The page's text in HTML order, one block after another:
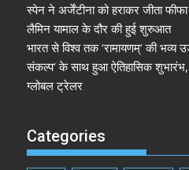
स्पेन ने अर्जेंटीना को हराकर जीता
लैमिन यामाल के दौर की हुई शुरुआत
भारत से विश्व तक ‘रामायणम्’ की भव्य
संकल्प’ के साथ हुआ ऐतिहासिक
ग्लोबल ट्रेलर
Categories